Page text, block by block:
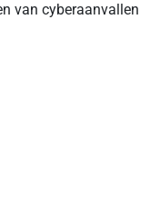
van cyberaanvallen